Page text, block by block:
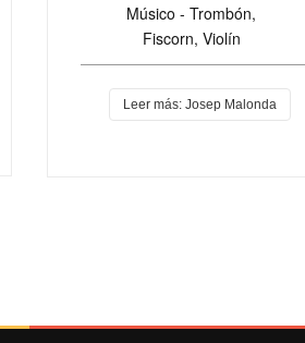
Músico - Trombón,
Fiscorn, Violín
Leer más: Josep Malonda